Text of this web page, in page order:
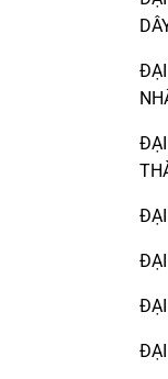
ĐẠI
ĐẠI
ĐẠI
ĐẠI
ĐẠI